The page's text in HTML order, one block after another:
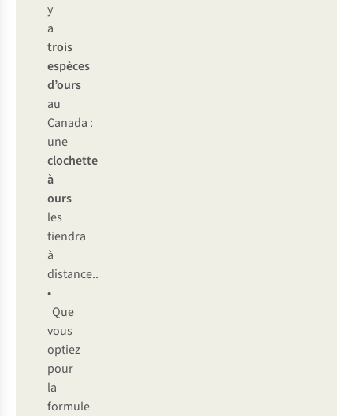
y
a
trois
espèces
d’ours
au
Canada :
une
clochette
à
ours
les
tiendra
à
distance..
•
Que
vous
optiez
pour
la
formule